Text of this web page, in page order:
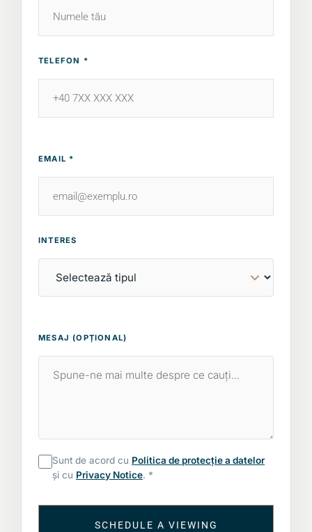
TELEFON *
EMAIL *
INTERES
MESAJ (OPȚIONAL)
Sunt de acord cu Politica de protecție a datelor
și cu Privacy Notice. *
SCHEDULE A VIEWING